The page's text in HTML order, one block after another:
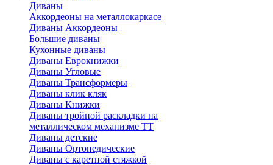
Диваны
Аккордеоны на металлокаркасе
Диваны Аккордеоны
Большие диваны
Кухонные диваны
Диваны Еврокнижки
Диваны Угловые
Диваны Трансформеры
Диваны клик кляк
Диваны Книжки
Диваны тройной раскладки на
металлическом механизме ТТ
Диваны детские
Диваны Ортопедические
Диваны с каретной стяжкой